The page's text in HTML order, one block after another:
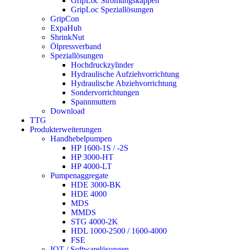
GripLoc Speziallösungen
GripCon
ExpaHub
ShrinkNut
Ölpressverband
Speziallösungen
Hochdruckzylinder
Hydraulische Aufziehvorrichtung
Hydraulische Abziehvorrichtung
Sondervorrichtungen
Spannmuttern
Download
TTG
Produkterweiterungen
Handhebelpumpen
HP 1600-1S / -2S
HP 3000-HT
HP 4000-LT
Pumpenaggregate
HDE 3000-BK
HDE 4000
MDS
MMDS
STG 4000-2K
HDL 1000-2500 / 1600-4000
FSE